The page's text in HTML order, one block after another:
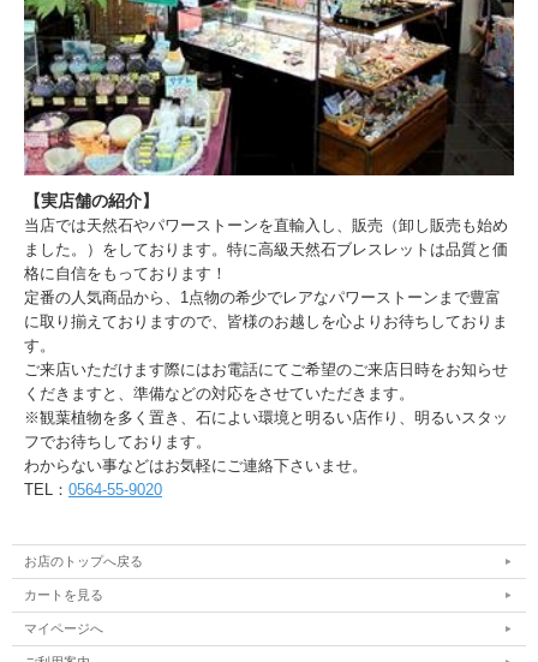
【実店舗の紹介】
当店では天然石やパワーストーンを直輸入し、販売（卸し販売も始め
ました。）をしております。特に高級天然石ブレスレットは品質と価
格に自信をもっております！
定番の人気商品から、1点物の希少でレアなパワーストーンまで豊富
に取り揃えておりますので、皆様のお越しを心よりお待ちしておりま
す。
ご来店いただけます際にはお電話にてご希望のご来店日時をお知らせ
くだきますと、準備などの対応をさせていただきます。
※観葉植物を多く置き、石によい環境と明るい店作り、明るいスタッ
フでお待ちしております。
わからない事などはお気軽にご連絡下さいませ。
TEL： 0564-55-9020
お店のトップへ戻る
カートを見る
マイページへ